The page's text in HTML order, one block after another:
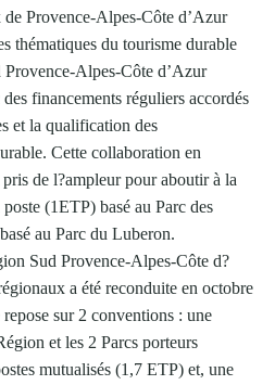
Provence-Alpes-Côte d’Azur
thématiques du tourisme durable
Alpes-Côte d’Azur
financements réguliers accordés
et la qualification des
Cette collaboration en
de l?ampleur pour aboutir à la
(1ETP) basé au Parc des
au Parc du Luberon.
Sud Provence-Alpes-Côte d?
a été reconduite en octobre
sur 2 conventions : une
et les 2 Parcs porteurs
mutualisés (1,7 ETP) et, une